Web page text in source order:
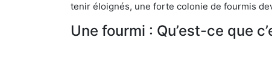
tenir éloignés, une forte colonie de fourmis
Une fourmi : Qu’est-ce que